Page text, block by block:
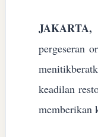
JAKARTA,
pergeseran
keadilan
memberikan